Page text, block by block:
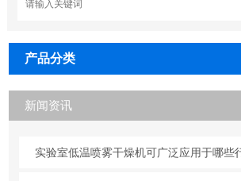
产品分类
新闻资讯
实验室低温喷雾干燥机可广泛应用于哪些